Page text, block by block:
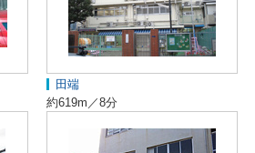
田端
約619m／8分